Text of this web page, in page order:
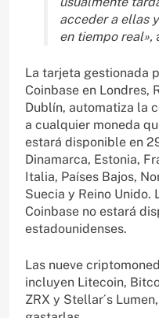
acceder a ellas
en tiempo real»,
La tarjeta gestionada
Coinbase en Londres,
Dublín, automatiza la
a cualquier moneda
estará disponible en
Dinamarca, Estonia,
Italia, Países Bajos,
Suecia y Reino Unido.
Coinbase no estará
estadounidenses.
Las nueve
incluyen Litecoin,
ZRX y Stellar´s